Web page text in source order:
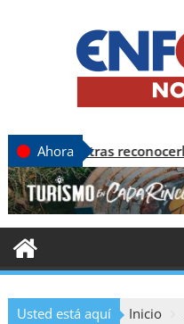
Ahora
reconocerla
Usted está aquí Inicio